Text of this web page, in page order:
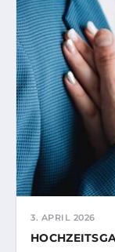
3. APRIL 2026